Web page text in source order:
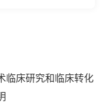
临床研究和临床转化